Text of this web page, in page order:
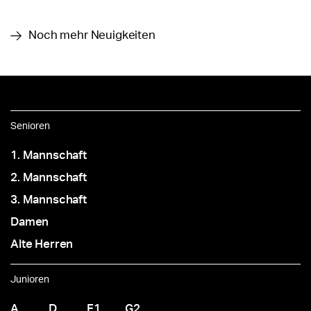
Noch mehr Neuigkeiten
Senioren
1. Mannschaft
2. Mannschaft
3. Mannschaft
Damen
Alte Herren
Junioren